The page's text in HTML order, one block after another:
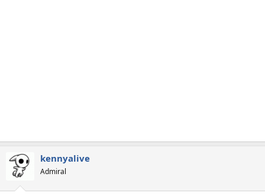
kennyalive
Admiral